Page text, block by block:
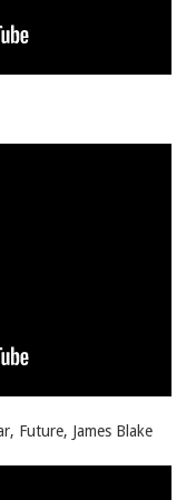
Future, James Blake